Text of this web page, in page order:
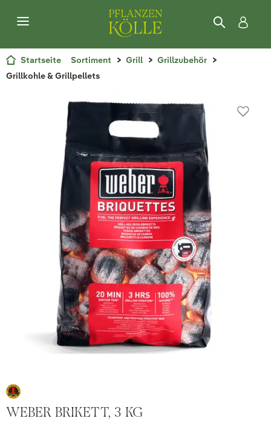
Startseite Sortiment Grill
Grillzubehör
Grillkohle & Grillpellets
WEBER BRIKETT, 3 KG